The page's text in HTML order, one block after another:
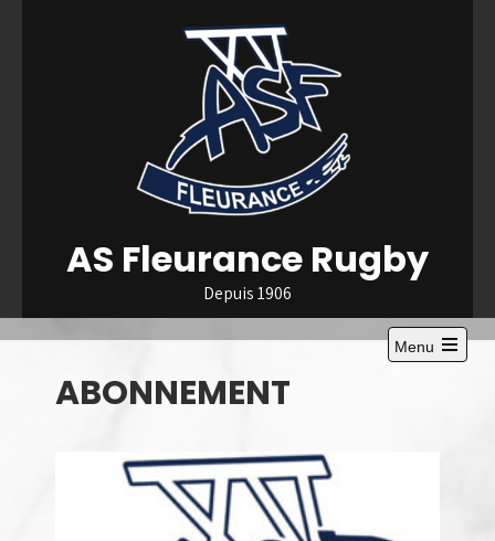
AS Fleurance Rugby
Depuis 1906
Menu
Open
ABONNEMENT